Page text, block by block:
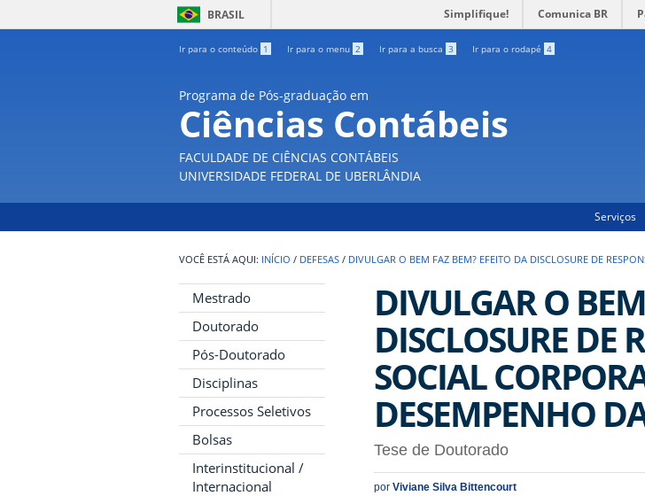
BRASIL Simplifique! Comunica BR
Ir para o conteúdo 1 Ir para o menu 2 Ir para a busca 3 Ir para o rodapé 4
Programa de Pós-graduação em
Ciências Contábeis
FACULDADE DE CIÊNCIAS CONTÁBEIS
UNIVERSIDADE FEDERAL DE UBERLÂNDIA
Serviços
INÍCIO / DEFESAS / DIVULGAR O BEM FAZ BEM? EFEITO DA DISCLOSURE DE
Mestrado
Doutorado
Pós-Doutorado
Disciplinas
Processos Seletivos
Bolsas
Interinstitucional /
Internacional
DIVULGAR O
DISCLOSURE DE
SOCIAL
DESEMPENHO
Tese de Doutorado
por Viviane Silva Bittencourt